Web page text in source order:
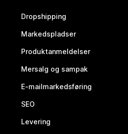
Dropshipping
Markedspladser
Produktanmeldelser
Mersalg og sampak
E-mailmarkedsføring
SEO
Levering